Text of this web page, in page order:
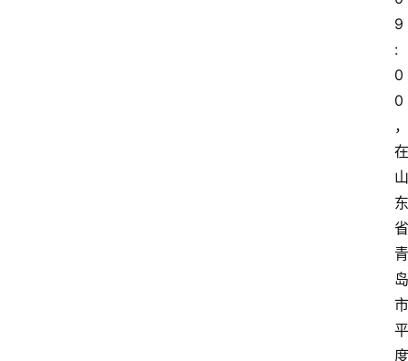
9
:
0
0
，
在
山
东
省
青
岛
市
平
度